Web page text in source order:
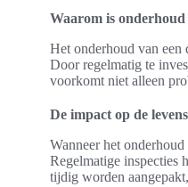
Waarom is
Het onderhoud van een
Door regelmatig te
voorkomt niet alleen
De impact op de
Wanneer het
Regelmatige inspecties
tijdig worden